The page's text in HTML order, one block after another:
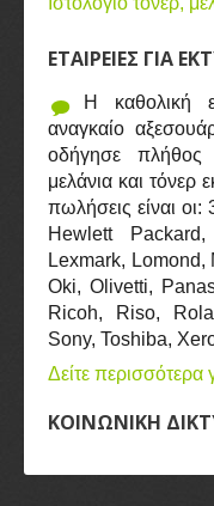
ΕΤΑΙΡΕΙΕΣ ΓΙΑ
Η καθολική
αναγκαίο
οδήγησε πλήθος
μελάνια και τόνερ
πωλήσεις είναι
Hewlett
Lexmark,
Oki, Olivetti,
Ricoh, Riso,
Sony, Toshiba,
Δείτε περισσότερα
ΚΟΙΝΩΝΙΚΗ